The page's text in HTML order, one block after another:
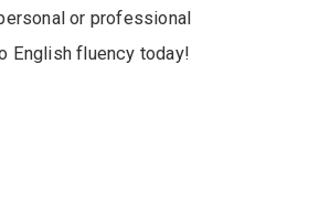
or professional
English fluency today!